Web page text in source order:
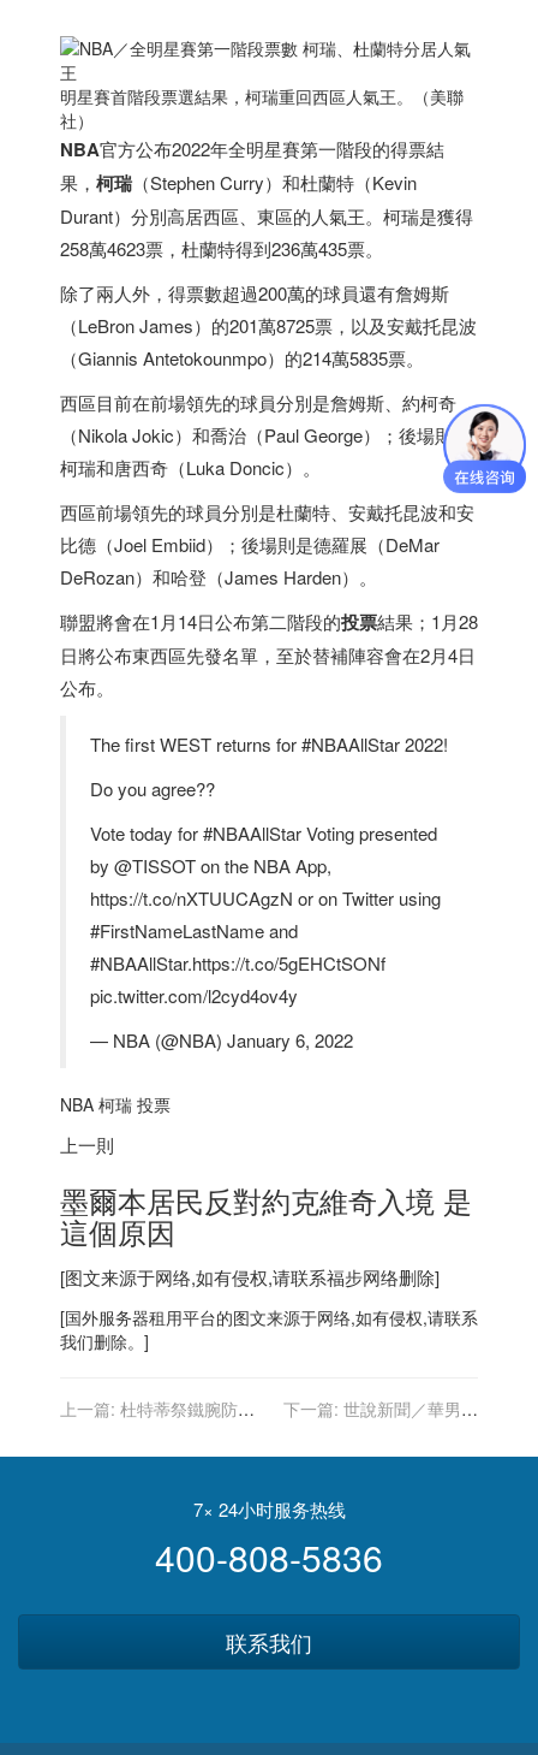
明星賽首階段票選結果，柯瑞重回西區人氣王。（美聯
社）
NBA官方公布2022年全明星賽第一階段的得票結
果， 柯瑞（Stephen Curry）和杜蘭特（Kevin
Durant）分別高居西區、東區的人氣王。柯瑞是獲得
258萬4623票，杜蘭特得到236萬435票。
除了兩人外，得票數超過200萬的球員還有詹姆斯
（LeBron James）的201萬8725票，以及安戴托昆波
（Giannis Antetokounmpo）的214萬5835票。
西區目前在前場領先的球員分別是詹姆斯、約柯奇
（Nikola Jokic）和喬治（Paul George）；後場則是
柯瑞和唐西奇（Luka Doncic）。
西區前場領先的球員分別是杜蘭特、安戴托昆波和安
比德（Joel Embiid）；後場則是德羅展（DeMar
DeRozan）和哈登（James Harden）。
聯盟將會在1月14日公布第二階段的投票結果；1月28
日將公布東西區先發名單，至於替補陣容會在2月4日
公布。
The first WEST returns for #NBAAllStar 2022!
Do you agree??
Vote today for #NBAAllStar Voting presented
by @TISSOT on the NBA App,
https://t.co/nXTUUCAgzN or on Twitter using
#FirstNameLastName and
#NBAAllStar.https://t.co/5gEHCtSONf
pic.twitter.com/l2cyd4ov4y
— NBA (@NBA) January 6, 2022
NBA 柯瑞 投票
上一則
墨爾本居民反對約克維奇入境 是
這個原因
[图文来源于网络,如有侵权,请联系福步网络删除]
[国外服务器租用平台的图文来源于网络,如有侵权,请联系
我们删除。]
上一篇: 杜特蒂祭鐵腕防疫
下一篇: 世說新聞／華男染
7× 24小时服务热线
400-808-5836
联系我们